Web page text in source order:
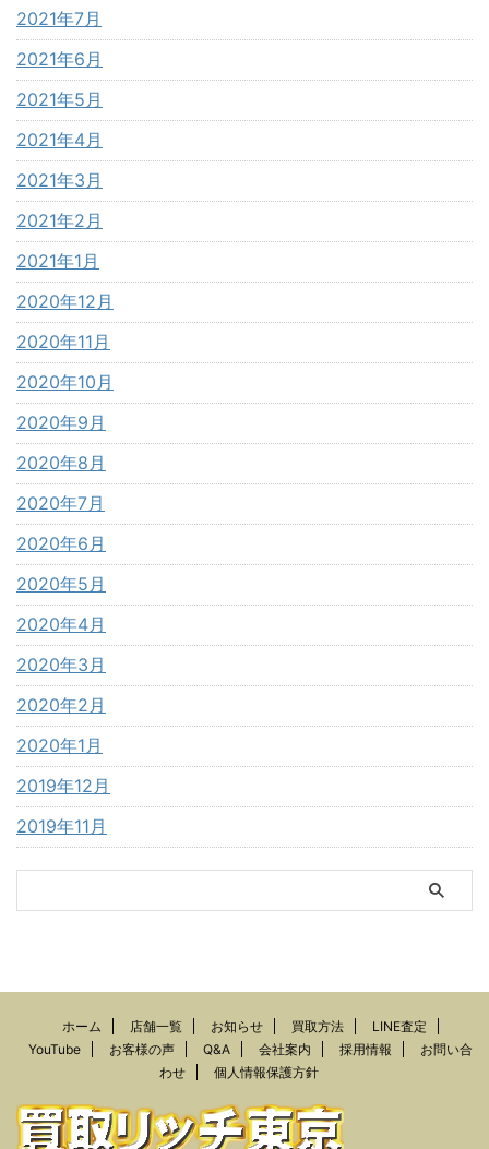
2021年7月
2021年6月
2021年5月
2021年4月
2021年3月
2021年2月
2021年1月
2020年12月
2020年11月
2020年10月
2020年9月
2020年8月
2020年7月
2020年6月
2020年5月
2020年4月
2020年3月
2020年2月
2020年1月
2019年12月
2019年11月
ホーム 店舗一覧 お知らせ 買取方法
LINE査定
YouTube
お客様の声 Q&A 会社案内 採用情報
お問い合
わせ
個人情報保護方針